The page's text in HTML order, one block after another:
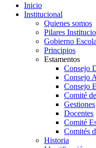
Inicio
Institucional
Quienes somos
Pilares
Gobierno
Principios
Estamentos
Consejo
Consejo
Consejo
Comité
Gestiones
Docentes
Comité
Comités
Historia